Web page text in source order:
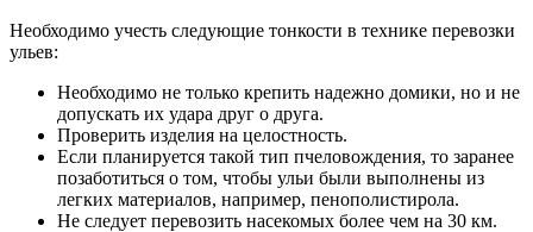
Необходимо учесть следующие тонкости в технике перевозки
ульев:
Необходимо не только крепить надежно домики, но и не
допускать их удара друг о друга.
Проверить изделия на целостность.
Если планируется такой тип пчеловождения, то заранее
позаботиться о том, чтобы ульи были выполнены из
легких материалов, например, пенополистирола.
Не следует перевозить насекомых более чем на 30 км.